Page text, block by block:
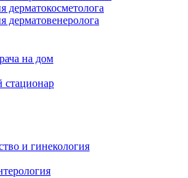
дерматокосметолога
дерматовенеролога
на дом
стационар
и гинекология